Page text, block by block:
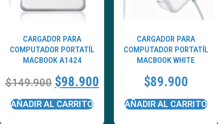
CARGADOR PARA
COMPUTADOR PORTATÍL
MACBOOK A1424
$149.900 $98.900
AÑADIR AL CARRITO
CARGADOR PARA
COMPUTADOR PORTATÍL
MACBOOK WHITE
$89.900
AÑADIR AL CARRITO